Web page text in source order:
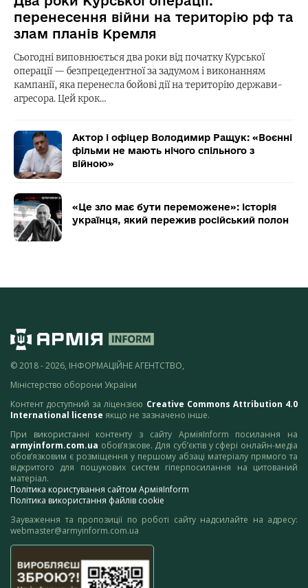
перенесення війни на територію рф та
злам планів Кремля
Сьогодні виповнюється два роки від початку Курської
операції — безпрецедентної за задумом і виконанням
кампанії, яка перенесла бойові дії на територію держави-
агресора. Цей крок…
Актор і офіцер Володимир Ращук: «Воєнні
фільми не мають нічого спільного з
війною»
«Це зло має бути переможене»: історія
українця, який пережив російський полон
© 2018 - 2026, ІНФОРМАЦІЙНЕ АГЕНТСТВО,
Міністерство оборони України
Контент доступний за ліцензією Creative Commons Attribution 4.0
International license якщо не зазначено інше.
При використанні контенту з сайту АрміяInform посилання на
armyinform.com.ua обов’язкове. Для суб’єктів у сфері онлайн-медіа
обов’язковим є розміщення у першому абзаці матеріалу прямого та
відкритого для пошукових систем гіперпосилання на цитований
матеріал.
Політика користування сайтом АрміяInform
Політика використання файлів cookie
Зауваження та пропозиції по роботі сайту надсилайте на адресу:
webmaster@armyinform.com.ua